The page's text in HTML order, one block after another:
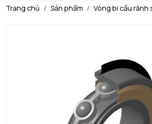
Trang chủ Sản phẩm Vòng bi cầu rãnh